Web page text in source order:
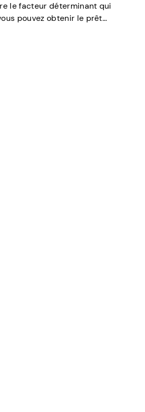
le facteur déterminant qui
pouvez obtenir le prêt